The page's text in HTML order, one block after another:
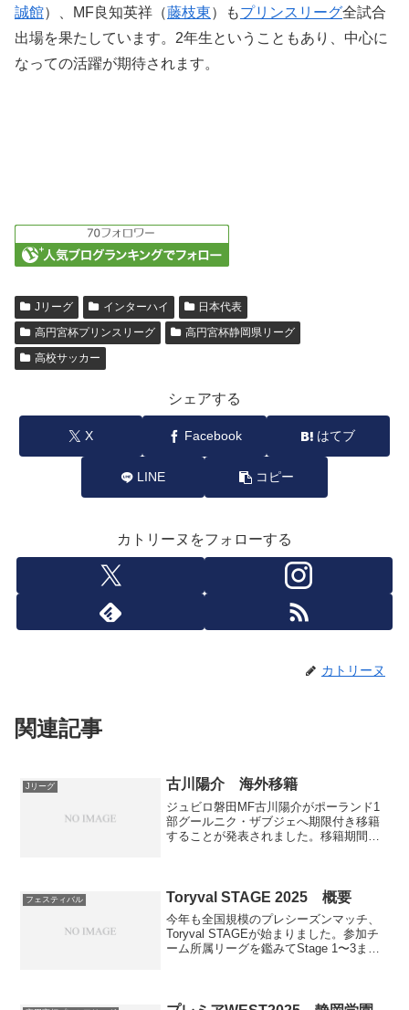
誠館）、MF良知英祥（藤枝東）もプリンスリーグ全試合
出場を果たしています。2年生ということもあり、中心に
なっての活躍が期待されます。
Jリーグ インターハイ
日本代表
高円宮杯プリンスリーグ
高円宮杯静岡県リーグ
高校サッカー
シェアする
X Facebook はてブ
LINE コピー
カトリーヌをフォローする
カトリーヌ
関連記事
Jリーグ 古川陽介 海外移籍
ジュビロ磐田MF古川陽介がポーランド1
部グールニク・ザブジェへ期限付き移籍
することが発表されました。移籍期間は
ぱいです。ただ同...
フェスティバル Toryval STAGE 2025 概要
今年も全国規模のプレシーズンマッチ、
Toryval STAGEが始まりました。参加チ
ーム所属リーグを鑑みてStage 1〜3まで